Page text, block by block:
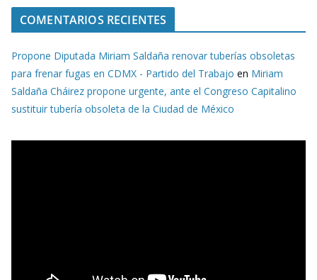
COMENTARIOS RECIENTES
Propone Diputada Miriam Saldaña renovar tuberías obsoletas
para frenar fugas en CDMX - Partido del Trabajo en Miriam
Saldaña Cháirez propone urgente, ante el Congreso Capitalino
sustituir tubería obsoleta de la Ciudad de México